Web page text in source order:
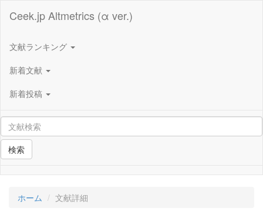
Ceek.jp Altmetrics (α ver.)
文献ランキング
新着文献
新着投稿
検索
ホーム 文献詳細